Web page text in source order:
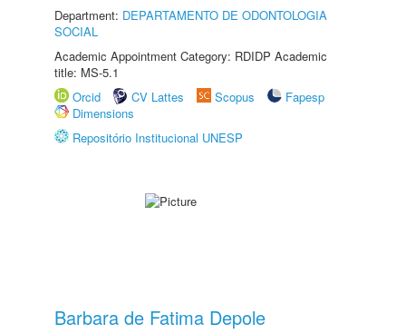
Department: DEPARTAMENTO DE ODONTOLOGIA
SOCIAL
Academic Appointment Category: RDIDP Academic
title: MS-5.1
Orcid
CV Lattes Scopus
Fapesp
Dimensions
Repositório Institucional UNESP
Barbara de Fatima Depole